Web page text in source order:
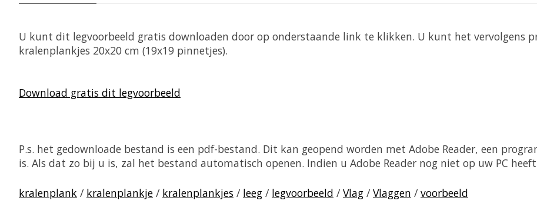
U kunt dit legvoorbeeld gratis downloaden door op onderstaande link te klikken. U kunt het vervolgens
kralenplankjes 20x20 cm (19x19 pinnetjes).
Download gratis dit legvoorbeeld
P.s. het gedownloade bestand is een pdf-bestand. Dit kan geopend worden met Adobe Reader, een
is. Als dat zo bij u is, zal het bestand automatisch openen. Indien u Adobe Reader nog niet op uw PC
kralenplank / kralenplankje / kralenplankjes / leeg / legvoorbeeld / Vlag / Vlaggen / voorbeeld